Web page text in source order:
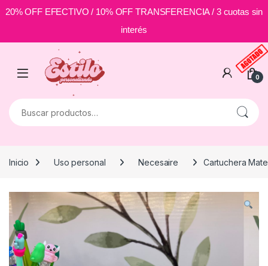
20% OFF EFECTIVO / 10% OFF TRANSFERENCIA / 3 cuotas sin
interés
Skip to navigation
0
Buscar por:
Inicio Uso personal Necesaire Cartuchera